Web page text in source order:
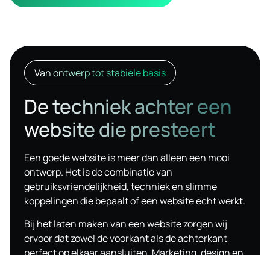
Van ontwerp tot stabiele basis
De techniek achter een
website die presteert
Een goede website is meer dan alleen een mooi
ontwerp. Het is de combinatie van
gebruiksvriendelijkheid, techniek en slimme
koppelingen die bepaalt of een website écht werkt.
Bij het laten maken van een website zorgen wij
ervoor dat zowel de voorkant als de achterkant